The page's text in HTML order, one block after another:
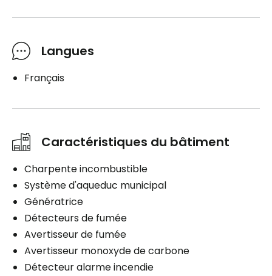
Langues
Français
Caractéristiques du bâtiment
Charpente incombustible
Système d'aqueduc municipal
Génératrice
Détecteurs de fumée
Avertisseur de fumée
Avertisseur monoxyde de carbone
Détecteur alarme incendie